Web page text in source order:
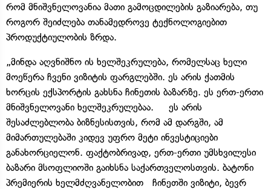
რომ მნიშვნელოვანია მათი გამოცდილების გაზიარება, თუ
როგორ შეიძლება თანამედროვე ტექნოლოგიებით
პროდუქტიულობის ზრდა.
„მინდა აღვნიშნო ის ხელშეკრულება, რომელსაც ხელი
მოეწერა ჩვენი ვიზიტის ფარგლებში. ეს არის ქათმის
ხორცის ექსპორტის გახსნა ჩინეთის ბაზარზე. ეს ერთ-ერთი
მნიშვნელოვანი ხელშეკრულებაა. ეს არის
შესაძლებლობა ბიზნესისთვის, რომ ამ დარგში, ამ
მიმართულებაში კიდევ უფრო მეტი ინვესტიციები
განახორციელონ. ფაქტობრივად, ერთ-ერთი უმსხვილესი
ბაზარი მსოფლიოში გაიხსნა საქართველოსთვის. ბატონი
პრემიერის ხელმძღვანელობით ჩინეთში ვიზიტი, ბევრ